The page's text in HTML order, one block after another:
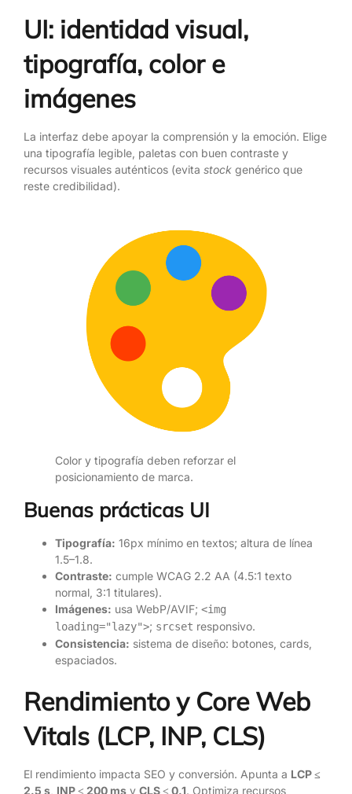
UI: identidad visual,
tipografía, color e
imágenes
La interfaz debe apoyar la comprensión y la emoción. Elige
una tipografía legible, paletas con buen contraste y
recursos visuales auténticos (evita stock genérico que
reste credibilidad).
Color y tipografía deben reforzar el
posicionamiento de marca.
Buenas prácticas UI
Tipografía: 16px mínimo en textos; altura de línea
1.5–1.8.
Contraste: cumple WCAG 2.2 AA (4.5:1 texto
normal, 3:1 titulares).
Imágenes: usa WebP/AVIF; <img
loading="lazy">; srcset responsivo.
Consistencia: sistema de diseño: botones, cards,
espaciados.
Rendimiento y Core Web
Vitals (LCP, INP, CLS)
El rendimiento impacta SEO y conversión. Apunta a LCP ≤
2.5 s INP ≤ 200 ms y CLS ≤ 0.1. Optimiza recursos